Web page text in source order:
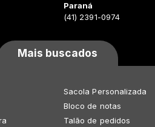
Paraná
(41) 2391-0974
Mais buscados
Sacola Personalizada
Bloco de notas
Talão de pedidos